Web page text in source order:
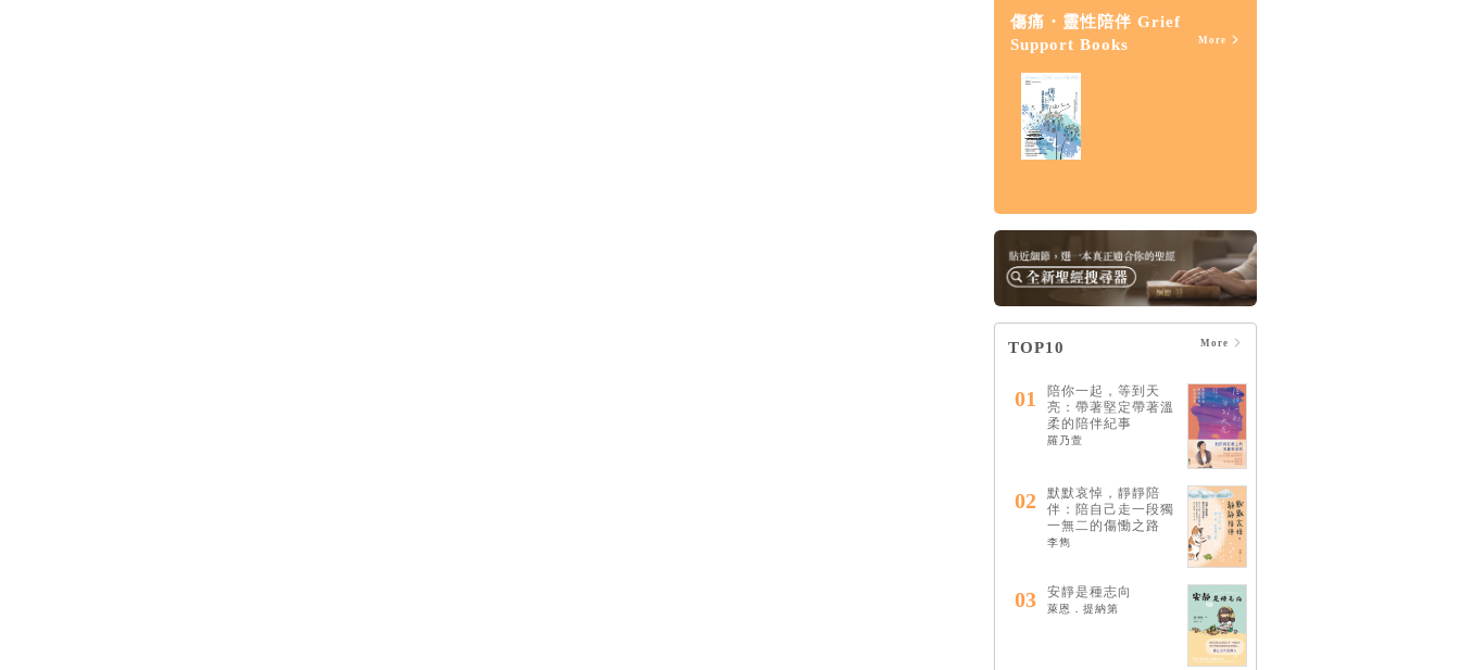
傷痛・靈性陪伴 Grief
Support Books
More
的苦難神學
HK$164 $173
TOP10 More
01
陪你一起，等到天
亮：帶著堅定帶著溫
柔的陪伴紀事
羅乃萱
02
默默哀悼，靜靜陪
伴：陪自己走一段獨
一無二的傷慟之路
李雋
03 安靜是種志向
萊恩．提納第